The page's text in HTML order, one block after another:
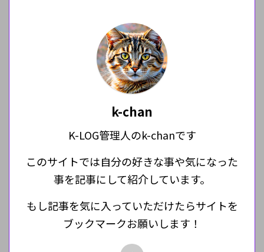
k-chan
K-LOG管理人のk-chanです
このサイトでは自分の好きな事や気になった
事を記事にして紹介しています。
もし記事を気に入っていただけたらサイトを
ブックマークお願いします！